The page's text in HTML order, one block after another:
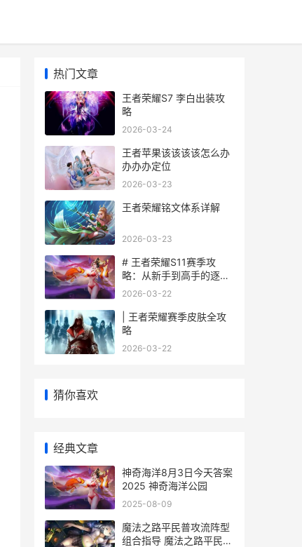
热门文章
王者荣耀S7 李白出装攻
略
2026-03-24
王者苹果该该该该怎么办
办办办定位
2026-03-23
王者荣耀铭文体系详解
2026-03-23
# 王者荣耀S11赛季攻
略：从新手到高手的逐步
指南
2026-03-22
| 王者荣耀赛季皮肤全攻
略
2026-03-22
猜你喜欢
经典文章
神奇海洋8月3日今天答案
2025 神奇海洋公园
2025-08-09
魔法之路平民普攻流阵型
组合指导 魔法之路平民普